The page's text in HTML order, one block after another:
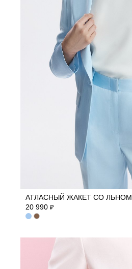
44
АТЛАСНЫЙ ЖАКЕТ СО ЛЬНОМ
20 990 ₽